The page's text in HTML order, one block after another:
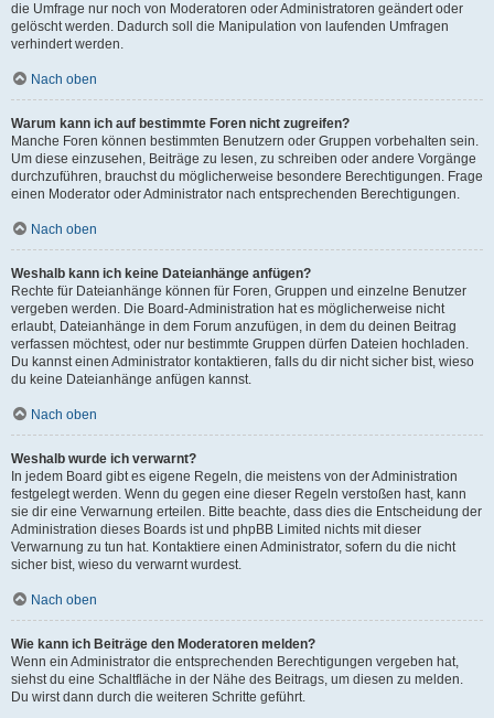
die Umfrage nur noch von Moderatoren oder Administratoren geändert oder
gelöscht werden. Dadurch soll die Manipulation von laufenden Umfragen
verhindert werden.
Nach oben
Warum kann ich auf bestimmte Foren nicht zugreifen?
Manche Foren können bestimmten Benutzern oder Gruppen vorbehalten sein.
Um diese einzusehen, Beiträge zu lesen, zu schreiben oder andere Vorgänge
durchzuführen, brauchst du möglicherweise besondere Berechtigungen. Frage
einen Moderator oder Administrator nach entsprechenden Berechtigungen.
Nach oben
Weshalb kann ich keine Dateianhänge anfügen?
Rechte für Dateianhänge können für Foren, Gruppen und einzelne Benutzer
vergeben werden. Die Board-Administration hat es möglicherweise nicht
erlaubt, Dateianhänge in dem Forum anzufügen, in dem du deinen Beitrag
verfassen möchtest, oder nur bestimmte Gruppen dürfen Dateien hochladen.
Du kannst einen Administrator kontaktieren, falls du dir nicht sicher bist, wieso
du keine Dateianhänge anfügen kannst.
Nach oben
Weshalb wurde ich verwarnt?
In jedem Board gibt es eigene Regeln, die meistens von der Administration
festgelegt werden. Wenn du gegen eine dieser Regeln verstoßen hast, kann
sie dir eine Verwarnung erteilen. Bitte beachte, dass dies die Entscheidung der
Administration dieses Boards ist und phpBB Limited nichts mit dieser
Verwarnung zu tun hat. Kontaktiere einen Administrator, sofern du die nicht
sicher bist, wieso du verwarnt wurdest.
Nach oben
Wie kann ich Beiträge den Moderatoren melden?
Wenn ein Administrator die entsprechenden Berechtigungen vergeben hat,
siehst du eine Schaltfläche in der Nähe des Beitrags, um diesen zu melden.
Du wirst dann durch die weiteren Schritte geführt.